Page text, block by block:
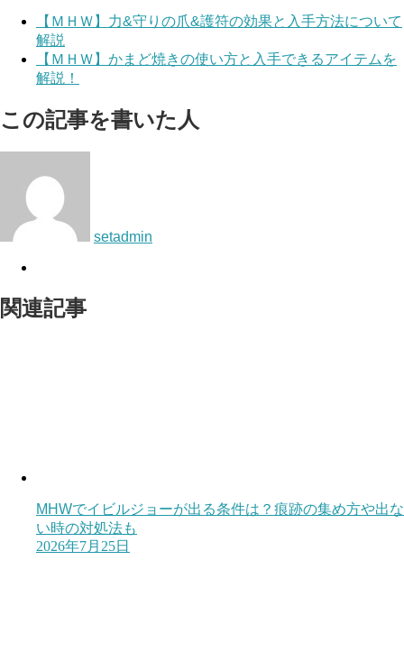
【ＭＨＷ】力&守りの爪&護符の効果と入手方法について
解説
【ＭＨＷ】かまど焼きの使い方と入手できるアイテムを
解説！
この記事を書いた人
setadmin
関連記事
MHWでイビルジョーが出る条件は？痕跡の集め方や出な
い時の対処法も
2026年7月25日